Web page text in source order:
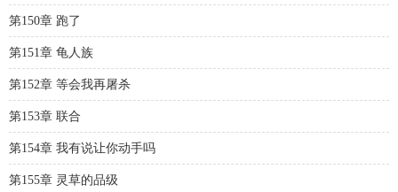
第150章 跑了
第151章 龟人族
第152章 等会我再屠杀
第153章 联合
第154章 我有说让你动手吗
第155章 灵草的品级